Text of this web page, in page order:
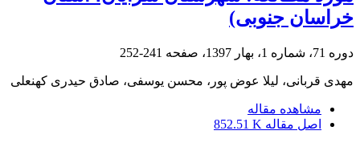
خراسان جنوبی)
دوره 71، شماره 1، بهار 1397، صفحه 241-252
مهدی قربانی، لیلا عوض پور، محسن یوسفی، صادق حیدری کهنعلی
مشاهده مقاله
اصل مقاله 852.51 K